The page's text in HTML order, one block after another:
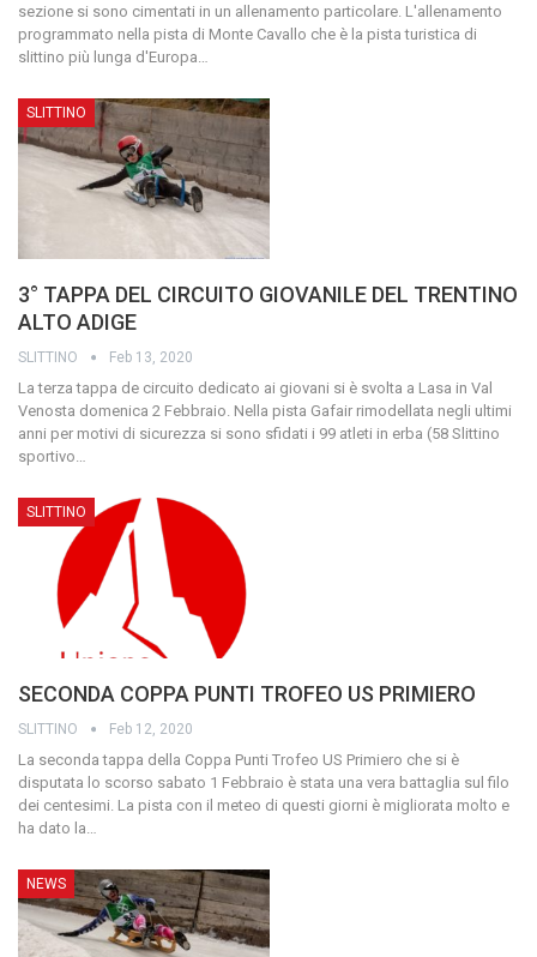
sezione si sono cimentati in un allenamento particolare. L'allenamento
programmato nella pista di Monte Cavallo che è la pista turistica di
slittino più lunga d'Europa
SLITTINO
3° TAPPA DEL CIRCUITO GIOVANILE DEL TRENTINO
ALTO ADIGE
SLITTINO Feb 13, 2020
La terza tappa de circuito dedicato ai giovani si è svolta a Lasa in Val
Venosta domenica 2 Febbraio. Nella pista Gafair rimodellata negli ultimi
anni per motivi di sicurezza si sono sfidati i 99 atleti in erba (58 Slittino
sportivo…
SLITTINO
SECONDA COPPA PUNTI TROFEO US PRIMIERO
SLITTINO Feb 12, 2020
La seconda tappa della Coppa Punti Trofeo US Primiero che si è
disputata lo scorso sabato 1 Febbraio è stata una vera battaglia sul filo
dei centesimi. La pista con il meteo di questi giorni è migliorata molto e
ha dato la…
NEWS